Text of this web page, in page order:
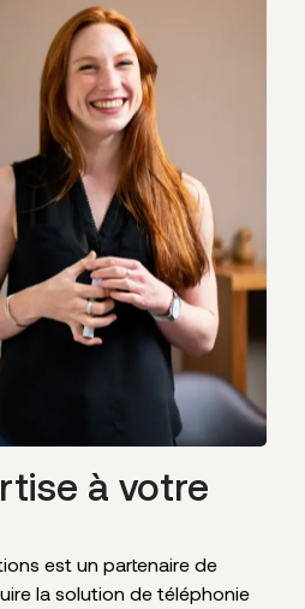
à votre
est un partenaire de
la solution de téléphonie